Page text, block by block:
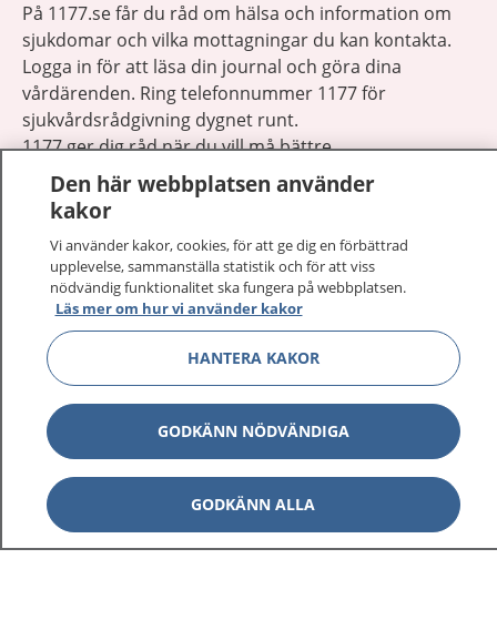
På 1177.se får du råd om hälsa och information om
sjukdomar och vilka mottagningar du kan kontakta.
Logga in för att läsa din journal och göra dina
vårdärenden. Ring telefonnummer 1177 för
sjukvårdsrådgivning dygnet runt.
1177 ger dig råd när du vill må bättre.
1177 på flera språk
Om 1177 Visa
Kontakt Visa
Behandling av personuppgifter
Hantering av kakor
Den här webbplatsen använder
kakor
Vi använder kakor, cookies, för att ge dig en förbättrad
upplevelse, sammanställa statistik och för att viss
nödvändig funktionalitet ska fungera på webbplatsen.
Läs mer om hur vi använder kakor
HANTERA KAKOR
GODKÄNN NÖDVÄNDIGA
GODKÄNN ALLA